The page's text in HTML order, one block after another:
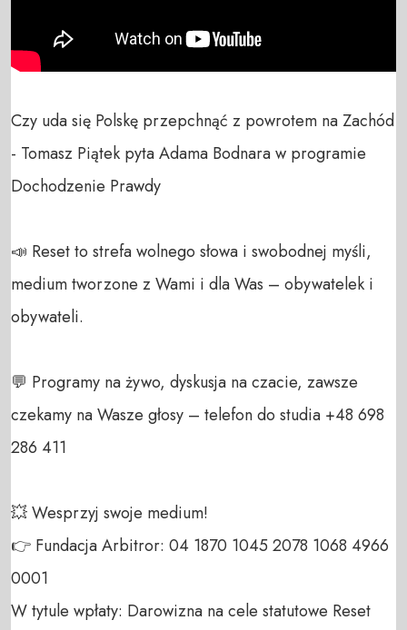
Czy uda się Polskę przepchnąć z powrotem na Zachód
- Tomasz Piątek pyta Adama Bodnara w programie
Dochodzenie Prawdy
📣 Reset to strefa wolnego słowa i swobodnej myśli,
medium tworzone z Wami i dla Was – obywatelek i
obywateli.
💬 Programy na żywo, dyskusja na czacie, zawsze
czekamy na Wasze głosy – telefon do studia +48 698
286 411
💥 Wesprzyj swoje medium!
👉 Fundacja Arbitror: 04 1870 1045 2078 1068 4966
0001
W tytule wpłaty: Darowizna na cele statutowe Reset